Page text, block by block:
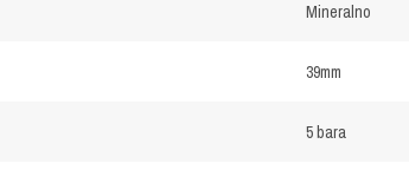
Mineralno
39mm
5 bara